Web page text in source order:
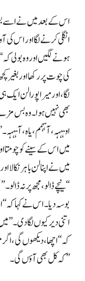
اس کے بعد میں نے اسے
انگلی کرنے لگا اور اس
ہونے لگیں اور وہ بولی
کی چوت پر رکھا اور بغیر
لگا، اور میرا پورا لن
بھی نہیں ہوا۔ وہ بس مزے
اوہہہہ، آہہمم، یاہ،
میں اس کے سینے کو چومتا
میں نے اپنا لن باہر نکالا
“نیچے ڈالو، مجھ پر نہ
بوسہ دیا۔ اس نے کہا
اتنی دیر کیوں لگا دی۔”
کہ “اچھا، دیکھوں گی، اگر
کہ کل بھی آؤں گی۔”